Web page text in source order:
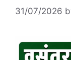
31/07/2026